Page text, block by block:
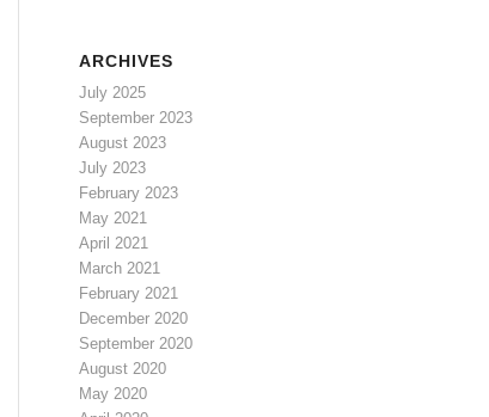
ARCHIVES
July 2025
September 2023
August 2023
July 2023
February 2023
May 2021
April 2021
March 2021
February 2021
December 2020
September 2020
August 2020
May 2020